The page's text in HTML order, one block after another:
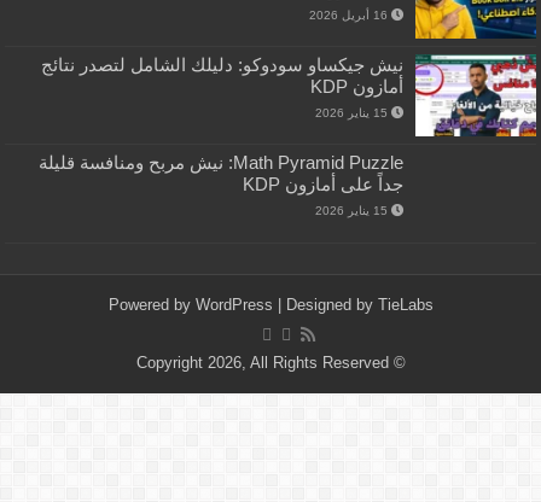
16 أبريل 2026
نيش جيكساو سودوكو: دليلك الشامل لتصدر نتائج
أمازون KDP
15 يناير 2026
Math Pyramid Puzzle: نيش مربح ومنافسة قليلة
جداً على أمازون KDP
15 يناير 2026
Powered by WordPress | Designed by TieLabs
© Copyright 2026, All Rights Reserved